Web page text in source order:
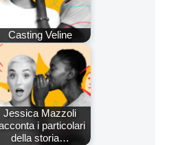
Casting Veline
Jessica Mazzoli
i particolari
della storia…